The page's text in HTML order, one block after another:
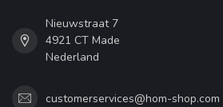
Nieuwstraat 7
4921 CT Made
Nederland
customerservices@hom-shop.com